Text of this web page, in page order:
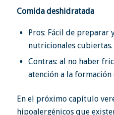
Comida deshidratada
Pros: Fácil de preparar
nutricionales cubiertas.
Contras: al no haber
atención a la formación
En el próximo capítulo
hipoalergénicos que